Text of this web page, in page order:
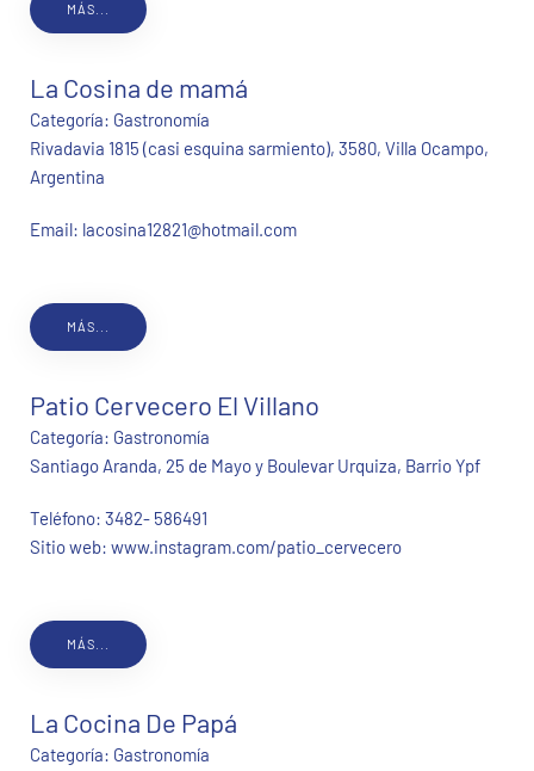
MÁS...
La Cosina de mamá
Categoría: Gastronomía
Rivadavia 1815 (casi esquina sarmiento), 3580, Villa Ocampo,
Argentina
Email: lacosina12821@hotmail.com
MÁS...
Patio Cervecero El Villano
Categoría: Gastronomía
Santiago Aranda, 25 de Mayo y Boulevar Urquiza, Barrio Ypf
Teléfono: 3482- 586491
Sitio web: www.instagram.com/patio_cervecero
MÁS...
La Cocina De Papá
Categoría: Gastronomía